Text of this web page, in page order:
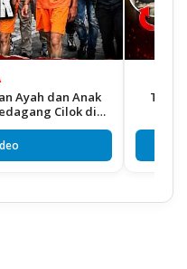
dan Anak
Cilok di